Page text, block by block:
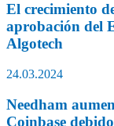
El crecimiento
aprobación del
Algotech
24.03.2024
Needham
Coinbase